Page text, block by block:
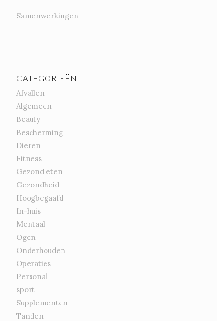
Samenwerkingen
CATEGORIEËN
Afvallen
Algemeen
Beauty
Bescherming
Dieren
Fitness
Gezond eten
Gezondheid
Hoogbegaafd
In-huis
Mentaal
Ogen
Onderhouden
Operaties
Personal
sport
Supplementen
Tanden